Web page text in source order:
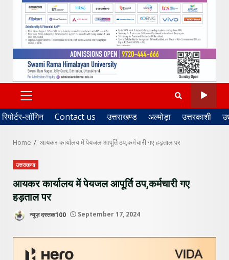
PRIMARY
MENU
रिपोर्टर-लॉगिन Contact us उत्तराखण्ड अल्मोड़ा उत्तरकाशी
Home आयकर कार्यालय में पेयजल आपूर्ति ठप,कर्मचारी गए हड़ताल पर
उत्तराखण्ड
आयकर कार्यालय में पेयजल आपूर्ति ठप,कर्मचारी गए
हड़ताल पर
न्यूज़ दस्तक100 September 17, 2024